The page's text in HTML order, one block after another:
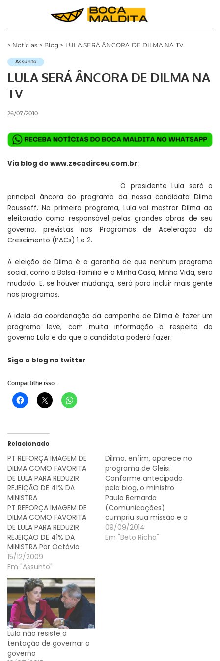
> Notícias > Blog > LULA SERÁ ÂNCORA DE DILMA NA TV
Assunto
LULA SERÁ ÂNCORA DE DILMA NA
TV
26/07/2010
Via blog do www.zecadirceu.com.br:
O presidente Lula será o
principal âncora do programa da nossa candidata Dilma
Rousseff. No primeiro programa, Lula vai mostrar Dilma ao
eleitorado como responsável pelas grandes obras de seu
governo, previstas nos Programas de Aceleração do
Crescimento (PACs) 1 e 2.
A eleição de Dilma é a garantia de que nenhum programa
social, como o Bolsa-Família e o Minha Casa, Minha Vida, será
mudado. E, se houver mudança, será para incluir mais gente
nos programas.
A ideia da coordenação da campanha de Dilma é fazer um
programa leve, com muita informação a respeito do
governo Lula e do que a candidata poderá fazer.
Siga o blog no twitter
Compartilhe isso:
Relacionado
PT REFORÇA IMAGEM DE
DILMA COMO FAVORITA
DE LULA PARA REDUZIR
REJEIÇÃO DE 41% DA
MINISTRA
PT REFORÇA IMAGEM DE
DILMA COMO FAVORITA
DE LULA PARA REDUZIR
REJEIÇÃO DE 41% DA
MINISTRA Por Octávio
Costa e Adriana Nicacio,
na Revista ISTOÉ: O Brasil
adota sistema
presidencialista de
governo e não tem um
primeiro-ministro. Mas,
desde a exibição do
programa oficial do PT
em horário nobre de…
15/12/2009
Em "Assunto"
Dilma, enfim, aparece no
programa de Gleisi
Conforme antecipado
pelo blog, o ministro
Paulo Bernardo
(Comunicações)
cumpriu sua missão e a
presidente Dilma
Rousseff (PT), ainda que
09/09/2014
Em "Beto Richa"
Lula não resiste à
tentação de governar o
governo